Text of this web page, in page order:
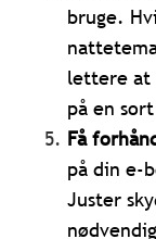
bruge.
lettere at
på en
Få
på din e-
Juster